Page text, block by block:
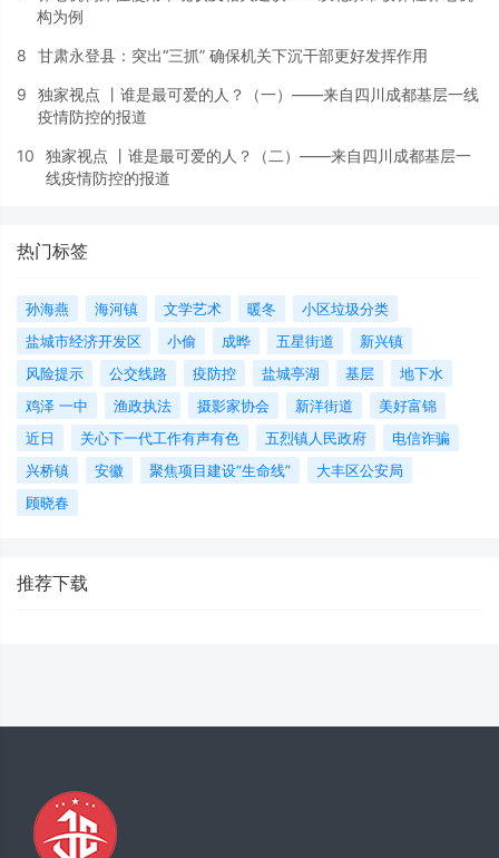
构为例
8 甘肃永登县：突出“三抓” 确保机关下沉干部更好发挥作用
9
独家视点 丨谁是最可爱的人？（一）——来自四川成都基层一线
疫情防控的报道
10
独家视点 丨谁是最可爱的人？（二）——来自四川成都基层一
线疫情防控的报道
热门标签
孙海燕 海河镇 文学艺术 暖冬
小区垃圾分类
盐城市经济开发区
小偷 成晔 五星街道
新兴镇
风险提示
公交线路 疫防控 盐城亭湖 基层
地下水
鸡泽 一中
渔政执法 摄影家协会 新洋街道
美好富锦
近日
关心下一代工作有声有色 五烈镇人民政府
电信诈骗
兴桥镇
安徽 聚焦项目建设“生命线”
大丰区公安局
顾晓春
推荐下载